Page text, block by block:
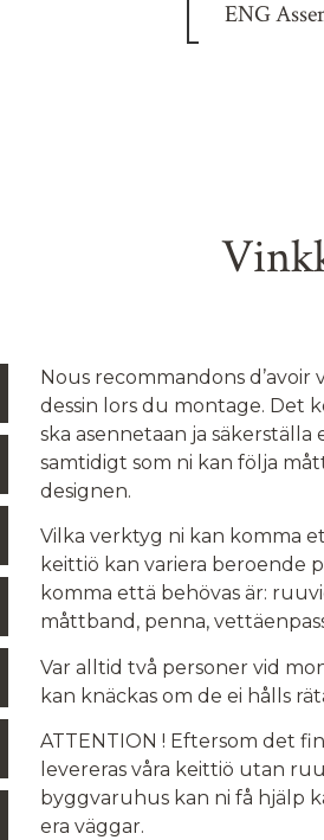
ENG
Nous recommandons d’avoir
dessin lors du montage. Det
ska asennetaan ja
samtidigt som ni kan följa
designen.
Vilka verktyg ni kan komma
keittiö kan variera beroende
komma että behövas är:
måttband, penna,
Var alltid två personer vid
kan knäckas om de ei hålls
ATTENTION ! Eftersom det
levereras våra keittiö utan
byggvaruhus kan ni få hjälp
era väggar.